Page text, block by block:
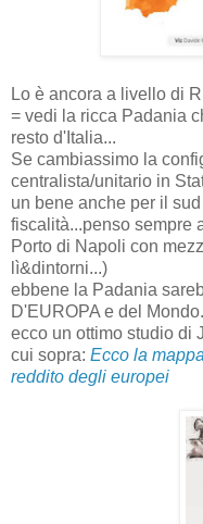
Lo è ancora a livello di
= vedi la ricca Padania
resto d'Italia...
Se cambiassimo la
centralista/unitario in
un bene anche per il
fiscalità...penso sempre
Porto di Napoli con
lì&dintorni...)
ebbene la Padania
D'EUROPA e del
ecco un ottimo studio di
cui sopra: Ecco la
reddito degli europei